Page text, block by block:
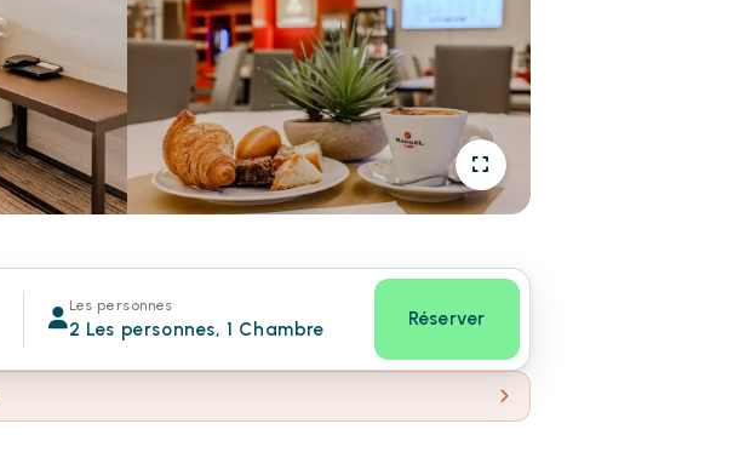
Les personnes
2 Les personnes, 1 Chambre Réserver